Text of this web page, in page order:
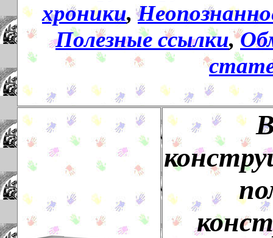
хроники,
Полезные ссылки,